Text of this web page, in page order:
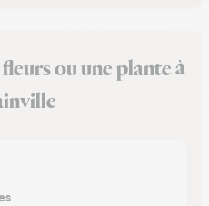
ou une plante à